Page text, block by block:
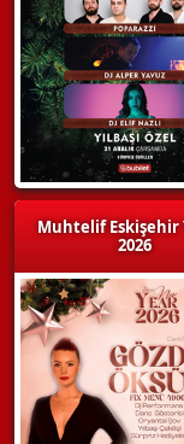
Muhtelif Eskişehir
2026